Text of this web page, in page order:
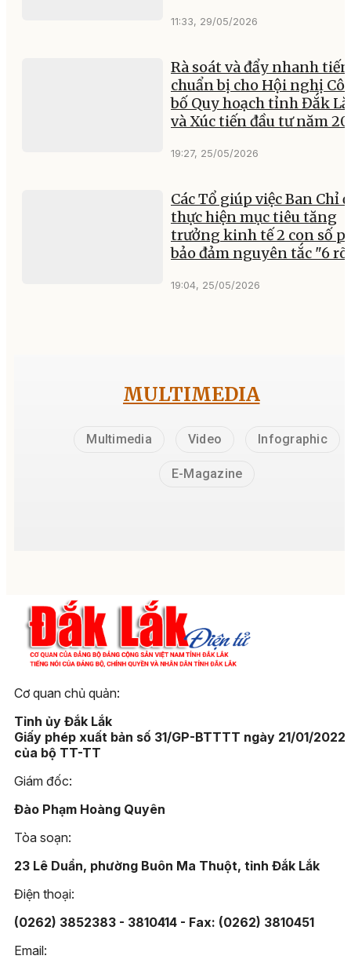
11:33, 29/05/2026
Rà soát và đẩy nhanh
chuẩn bị cho Hội nghị
bố Quy hoạch tỉnh Đắk
và Xúc tiến đầu tư năm
19:27, 25/05/2026
Các Tổ giúp việc Ban Chỉ
thực hiện mục tiêu tăng
trưởng kinh tế 2 con số
bảo đảm nguyên tắc "6
19:04, 25/05/2026
MULTIMEDIA
Multimedia Video Infographic
E-Magazine
Cơ quan chủ quản:
Tỉnh ủy Đắk Lắk
Giấy phép xuất bản số 31/GP-BTTTT ngày 21/01/2022
của bộ TT-TT
Giám đốc:
Đào Phạm Hoàng Quyên
Tòa soạn:
23 Lê Duẩn, phường Buôn Ma Thuột, tỉnh Đắk Lắk
Điện thoại:
(0262) 3852383 - 3810414 - Fax: (0262) 3810451
Email: